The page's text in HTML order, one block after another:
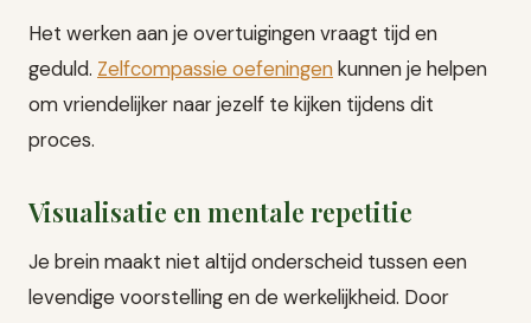
Het werken aan je overtuigingen vraagt tijd en
geduld. Zelfcompassie oefeningenkunnen je helpen
om vriendelijker naar jezelf te kijken tijdens dit
proces.
Visualisatie en mentale repetitie
Je brein maakt niet altijd onderscheid tussen een
levendige voorstelling en de werkelijkheid. Door